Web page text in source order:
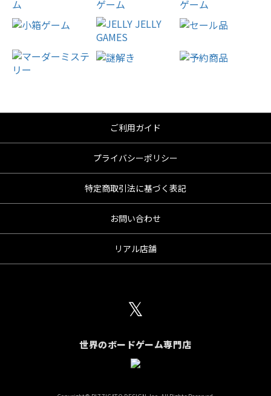
ご利用ガイド
プライバシーポリシー
特定商取引法に基づく表記
お問い合わせ
リアル店舗
𝕏
世界のボードゲーム専門店